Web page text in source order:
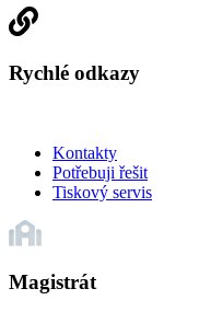
Rychlé odkazy
Kontakty
Potřebuji řešit
Tiskový servis
Magistrát